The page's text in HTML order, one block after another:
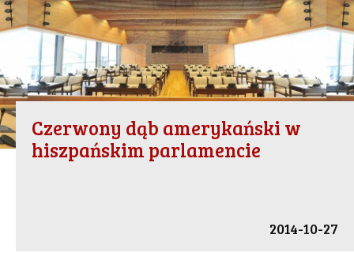
Czerwony dąb amerykański w
hiszpańskim parlamencie
2014-10-27